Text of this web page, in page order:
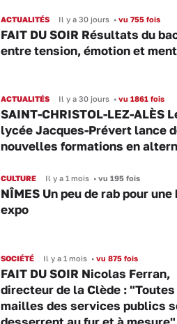
ACTUALITÉS Il y a 30 jours •vu 755 fois
FAIT DU SOIR Résultats du
entre tension, émotion et
ACTUALITÉS Il y a 30 jours •vu 1861 fois
SAINT-CHRISTOL-LEZ-ALÈS
lycée Jacques-Prévert lance
nouvelles formations en
CULTURE Il y a 1 mois •vu 195 fois
NÎMES Un peu de rab pour
expo
SOCIÉTÉ Il y a 1 mois •vu 875 fois
FAIT DU SOIR Nicolas Ferran,
directeur de la Clède :
mailles des services publics